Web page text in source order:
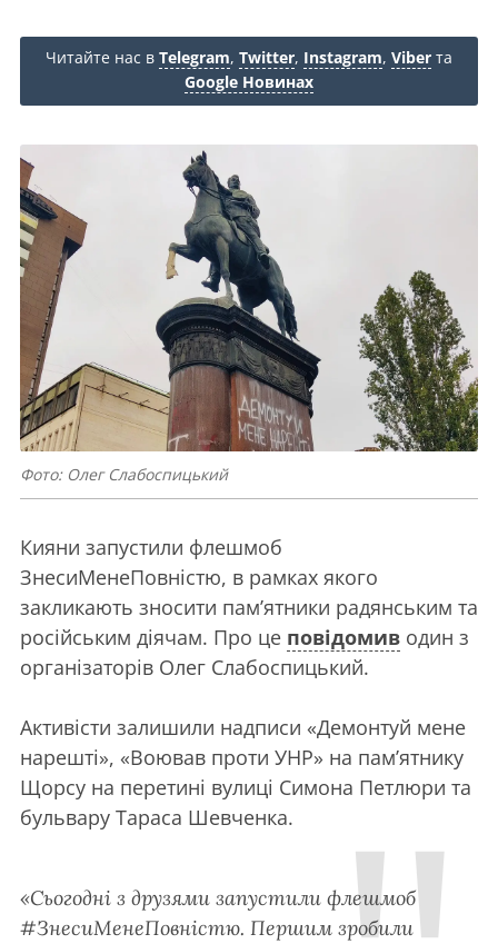
Читайте нас в Telegram, Twitter, Instagram, Viber та
Google Новинах
Фото: Олег Слабоспицький
Кияни запустили флешмоб
ЗнесиМенеПовністю, в рамках якого
закликають зносити пам’ятники радянським та
російським діячам. Про це повідомив один з
організаторів Олег Слабоспицький.
Активісти залишили надписи «Демонтуй мене
нарешті», «Воював проти УНР» на пам’ятнику
Щорсу на перетині вулиці Симона Петлюри та
бульвару Тараса Шевченка.
«Сьогодні з друзями запустили флешмоб
#ЗнесиМенеПовністю. Першим зробили